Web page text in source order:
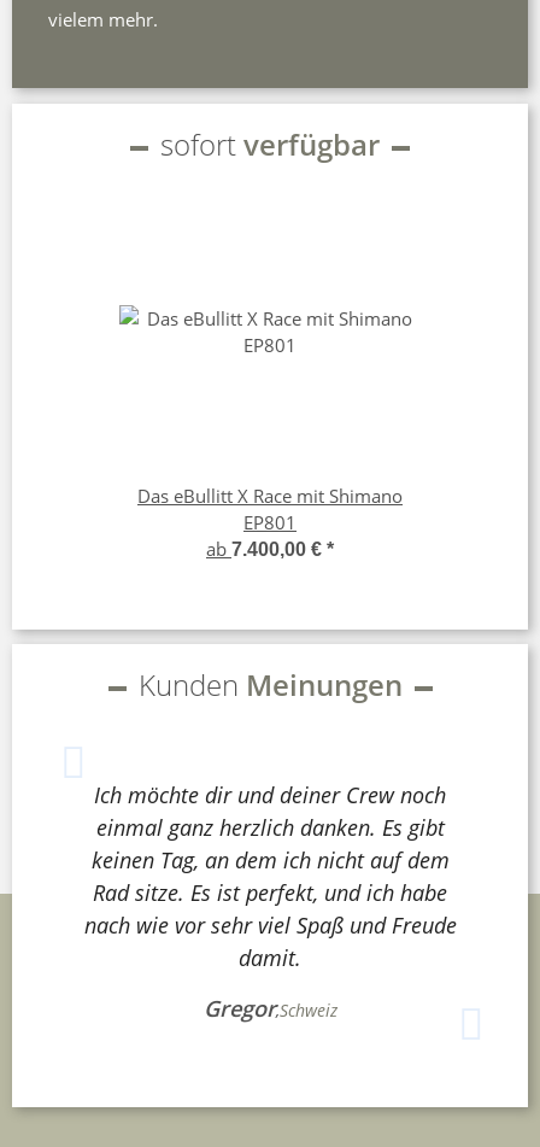
vielem mehr.
sofortverfügbar
Das eBullitt X Race mit Shimano
EP801
ab 7.400,00 € *
Kunden Meinungen
Ich möchte dir und deiner Crew noch
einmal ganz herzlich danken. Es gibt
keinen Tag, an dem ich nicht auf dem
Rad sitze. Es ist perfekt, und ich habe
nach wie vor sehr viel Spaß und Freude
damit.
Gregor,Schweiz